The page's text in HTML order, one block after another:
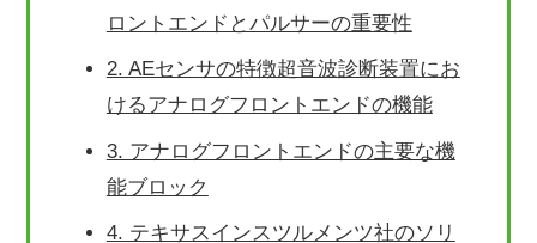
ロントエンドとパルサーの重要性
2. AEセンサの特徴超音波診断装置にお
けるアナログフロントエンドの機能
3. アナログフロントエンドの主要な機
能ブロック
4. テキサスインスツルメンツ社のソリ